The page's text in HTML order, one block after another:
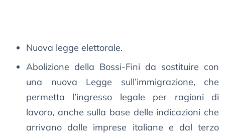
Nuova legge elettorale.
Abolizione della Bossi-Fini da sostituire con
una nuova Legge sull’immigrazione, che
permetta l’ingresso legale per ragioni di
lavoro, anche sulla base delle indicazioni che
arrivano dalle imprese italiane e dal terzo